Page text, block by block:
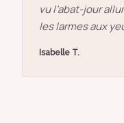
vu l’abat-jour
les larmes aux
Isabelle T.